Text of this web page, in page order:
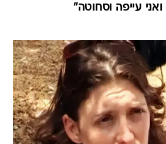
עייפה וסחוטה"